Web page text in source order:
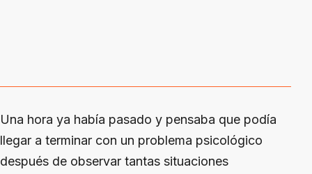
Una hora ya había pasado y pensaba que podía
llegar a terminar con un problema psicológico
después de observar tantas situaciones